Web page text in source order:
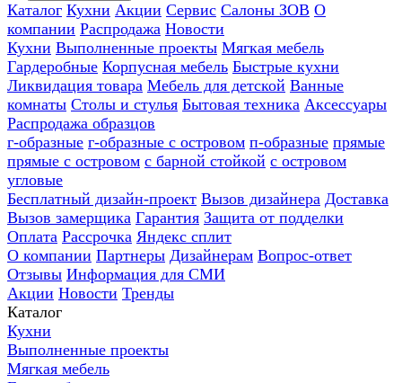
Каталог Кухни Акции Сервис Салоны ЗОВ О
компании Распродажа Новости
Кухни Выполненные проекты Мягкая мебель
Гардеробные Корпусная мебель Быстрые кухни
Ликвидация товара Мебель для детской Ванные
комнаты Столы и стулья Бытовая техника Аксессуары
Распродажа образцов
г-образные г-образные с островом п-образные прямые
прямые с островом с барной стойкой с островом
угловые
Бесплатный дизайн-проект Вызов дизайнера Доставка
Вызов замерщика Гарантия Защита от подделки
Оплата Рассрочка Яндекс сплит
О компании Партнеры Дизайнерам Вопрос-ответ
Отзывы Информация для СМИ
Акции Новости Тренды
Каталог
Кухни
Выполненные проекты
Мягкая мебель